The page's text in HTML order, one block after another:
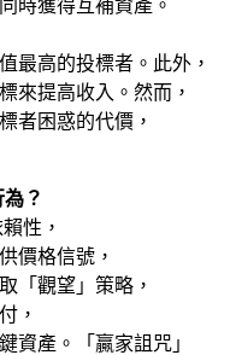
時獲得互補資產。
最高的投標者。此外，
來提高收入。然而，
者困惑的代價，
？
性，
價格信號，
「觀望」策略，
，
資產。「贏家詛咒」